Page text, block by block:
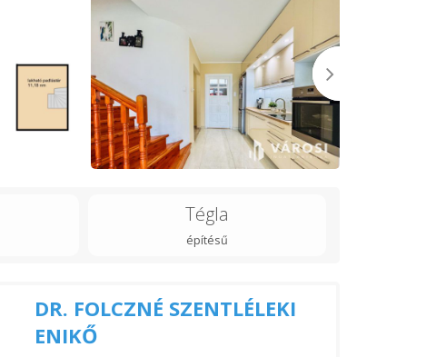
Tégla
építésű
DR. FOLCZNÉ SZENTLÉLEKI
ENIKŐ